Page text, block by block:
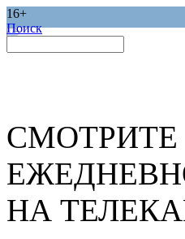
16+
Поиск
СМОТРИТЕ
НА